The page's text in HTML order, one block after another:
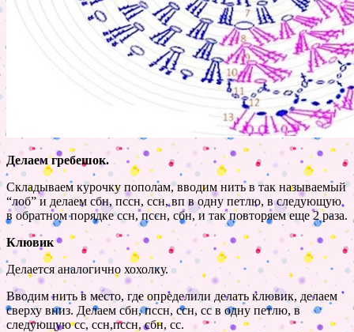
Делаем гребешок.
Складываем курочку пополам, вводим нить в так называемый
“лоб” и делаем сбн, пссн, ссн, вп в одну петлю, в следующую
в обратном порядке ссн, пссн, сбн, и так повторяем еще 2 раза.
Клювик
Делается аналогично хохолку.
Вводим нить в место, где определили делать клювик, делаем
сверху вниз. Делаем сбн, пссн, ссн, сс в одну петлю, в
следующую сс, ссн,пссн, сбн, сс.